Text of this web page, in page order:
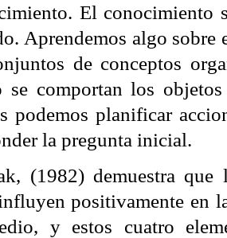
El conocimiento
Aprendemos algo
de conceptos
se comportan los
podemos planificar
la pregunta inicial.
(1982) demuestra que
positivamente en
y estos cuatro